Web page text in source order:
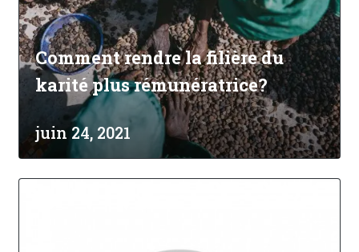
Comment rendre la filière du
karité plus rémunératrice?
juin 24, 2021